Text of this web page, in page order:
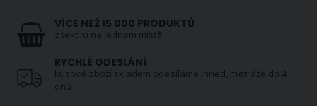
VÍCE NEŽ 15 000 PRODUKTŮ
z textilu na jednom místě
RYCHLÉ ODESLÁNÍ
kusové zboží skladem odesíláme ihned, metráže do 4
dnů